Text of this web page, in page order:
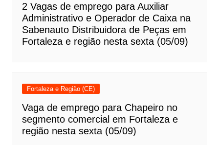
2 Vagas de emprego para Auxiliar
Administrativo e Operador de Caixa na
Sabenauto Distribuidora de Peças em
Fortaleza e região nesta sexta (05/09)
Fortaleza e Região (CE)
Vaga de emprego para Chapeiro no
segmento comercial em Fortaleza e
região nesta sexta (05/09)